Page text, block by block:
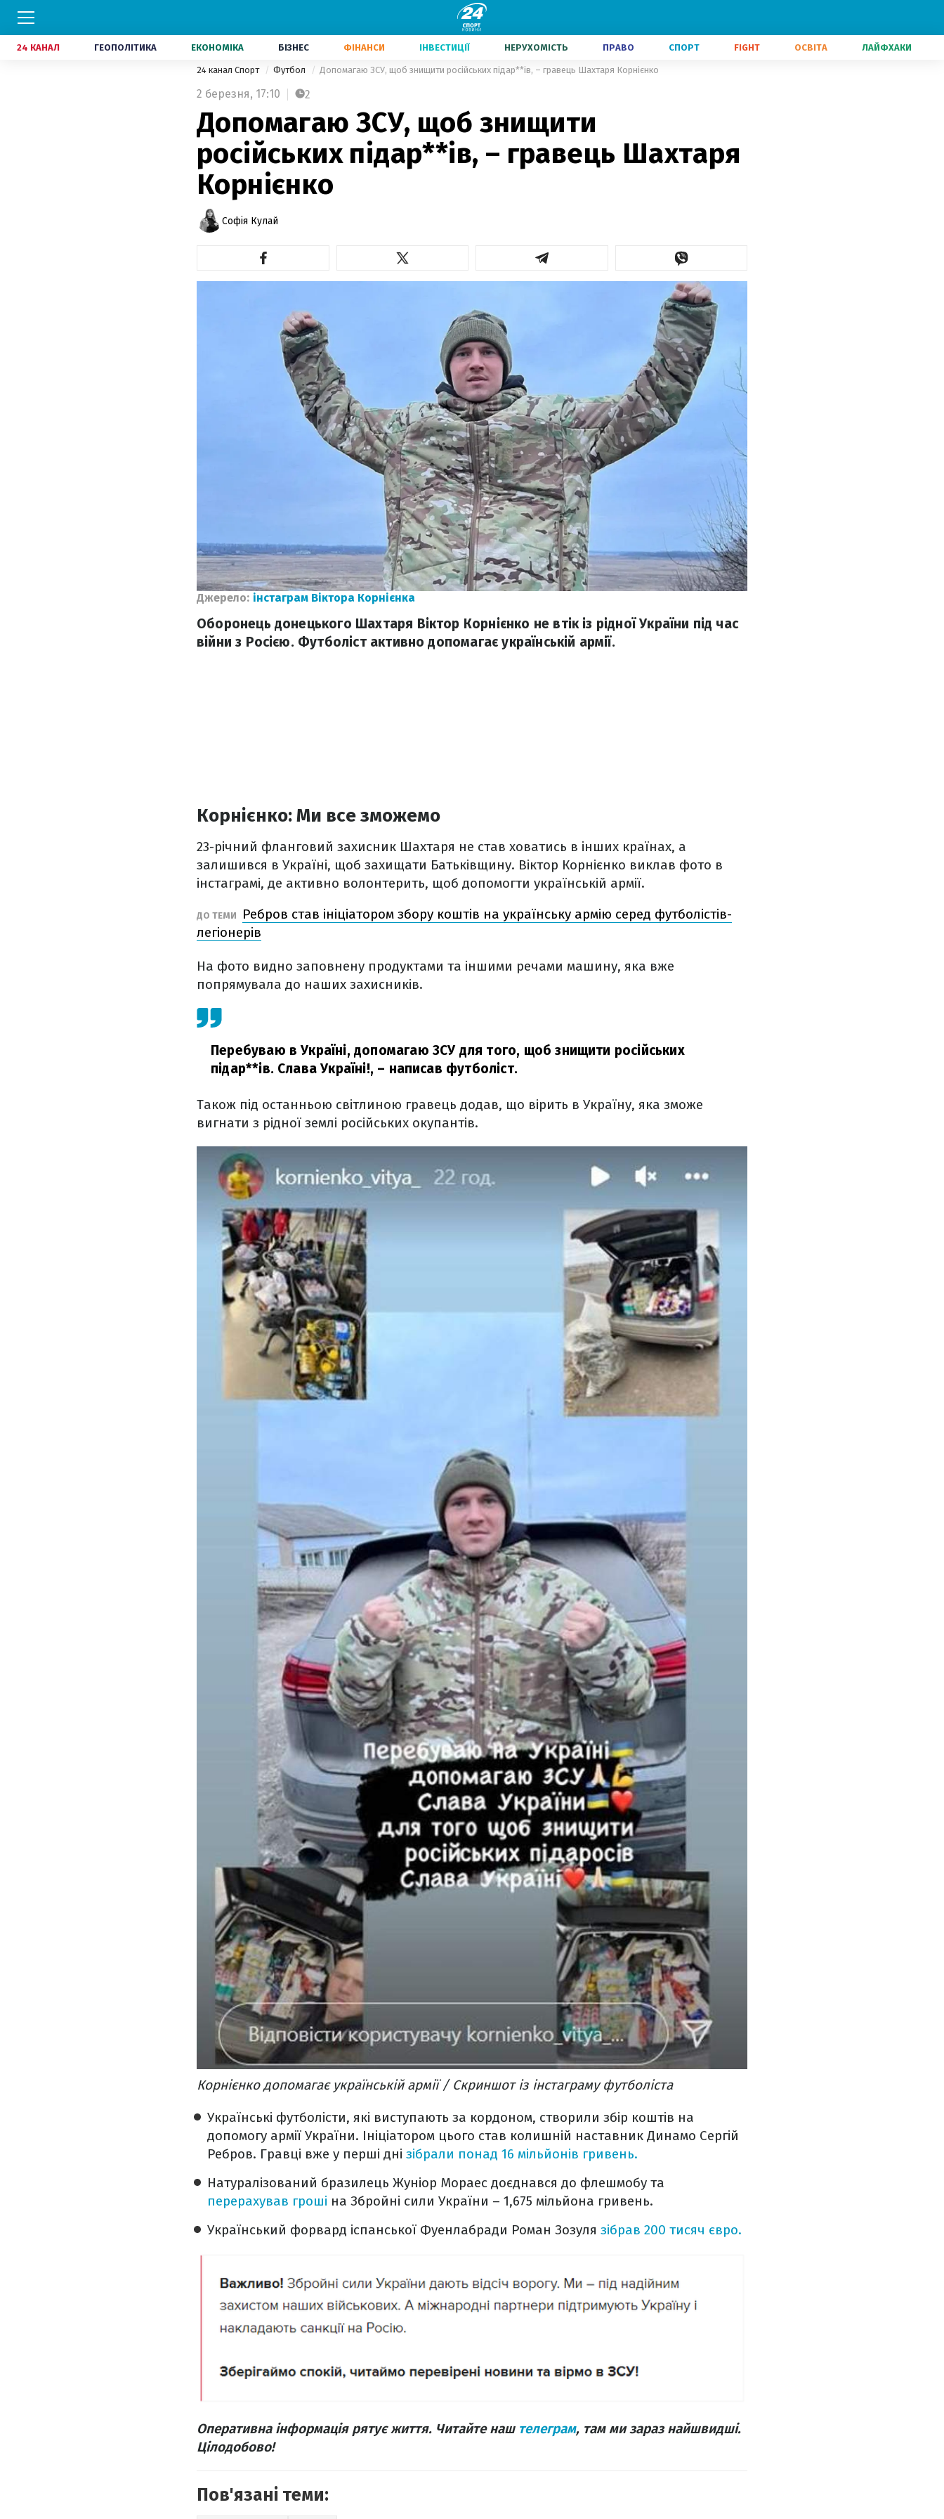
24 КАНАЛ ГЕОПОЛІТИКА ЕКОНОМІКА БІЗНЕС ФІНАНСИ ІНВЕСТИЦІЇ НЕРУХОМІСТЬ ПРАВО СПОРТ FIGHT ОСВІТА ЛАЙФХАКИ
24 канал Спорт Футбол Допомагаю ЗСУ, щоб знищити російських підар**ів, – гравець Шахтаря Корнієнко
2 березня, 17:10 2
Допомагаю ЗСУ, щоб знищити
російських підар**ів, – гравець Шахтаря
Корнієнко
Софія Кулай
Джерело: інстаграм Віктора Корнієнка
Оборонець донецького Шахтаря Віктор Корнієнко не втік із рідної України під час
війни з Росією. Футболіст активно допомагає українській армії.
Корнієнко: Ми все зможемо
23-річний фланговий захисник Шахтаря не став ховатись в інших країнах, а
залишився в Україні, щоб захищати Батьківщину. Віктор Корнієнко виклав фото в
інстаграмі, де активно волонтерить, щоб допомогти українській армії.
ДО ТЕМИ
Ребров став ініціатором збору коштів на українську армію серед футболістів-
легіонерів
На фото видно заповнену продуктами та іншими речами машину, яка вже
попрямувала до наших захисників.
Перебуваю в Україні, допомагаю ЗСУ для того, щоб знищити російських
підар**ів. Слава Україні!, – написав футболіст.
Також під останньою світлиною гравець додав, що вірить в Україну, яка зможе
вигнати з рідної землі російських окупантів.
Корнієнко допомагає українській армії / Скриншот із інстаграму футболіста
Українські футболісти, які виступають за кордоном, створили збір коштів на
допомогу армії України. Ініціатором цього став колишній наставник Динамо Сергій
Ребров. Гравці вже у перші дні зібрали понад 16 мільйонів гривень.
Натуралізований бразилець Жуніор Мораес доєднався до флешмобу та
перерахував гроші на Збройні сили України – 1,675 мільйона гривень.
Український форвард іспанської Фуенлабради Роман Зозуля зібрав 200 тисяч євро.
Оперативна інформація рятує життя. Читайте наш телеграм, там ми зараз найшвидші.
Цілодобово!
Пов'язані теми: